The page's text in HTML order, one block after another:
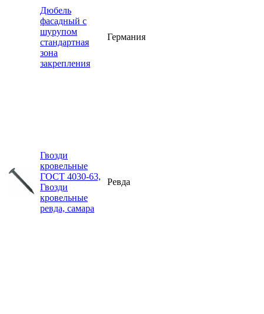
Дюбель
фасадный с
шурупом
стандартная
зона
закрепления
Германия
Гвозди
кровельные
ГОСТ 4030-63,
Гвозди
кровельные
ревда, самара
Ревда